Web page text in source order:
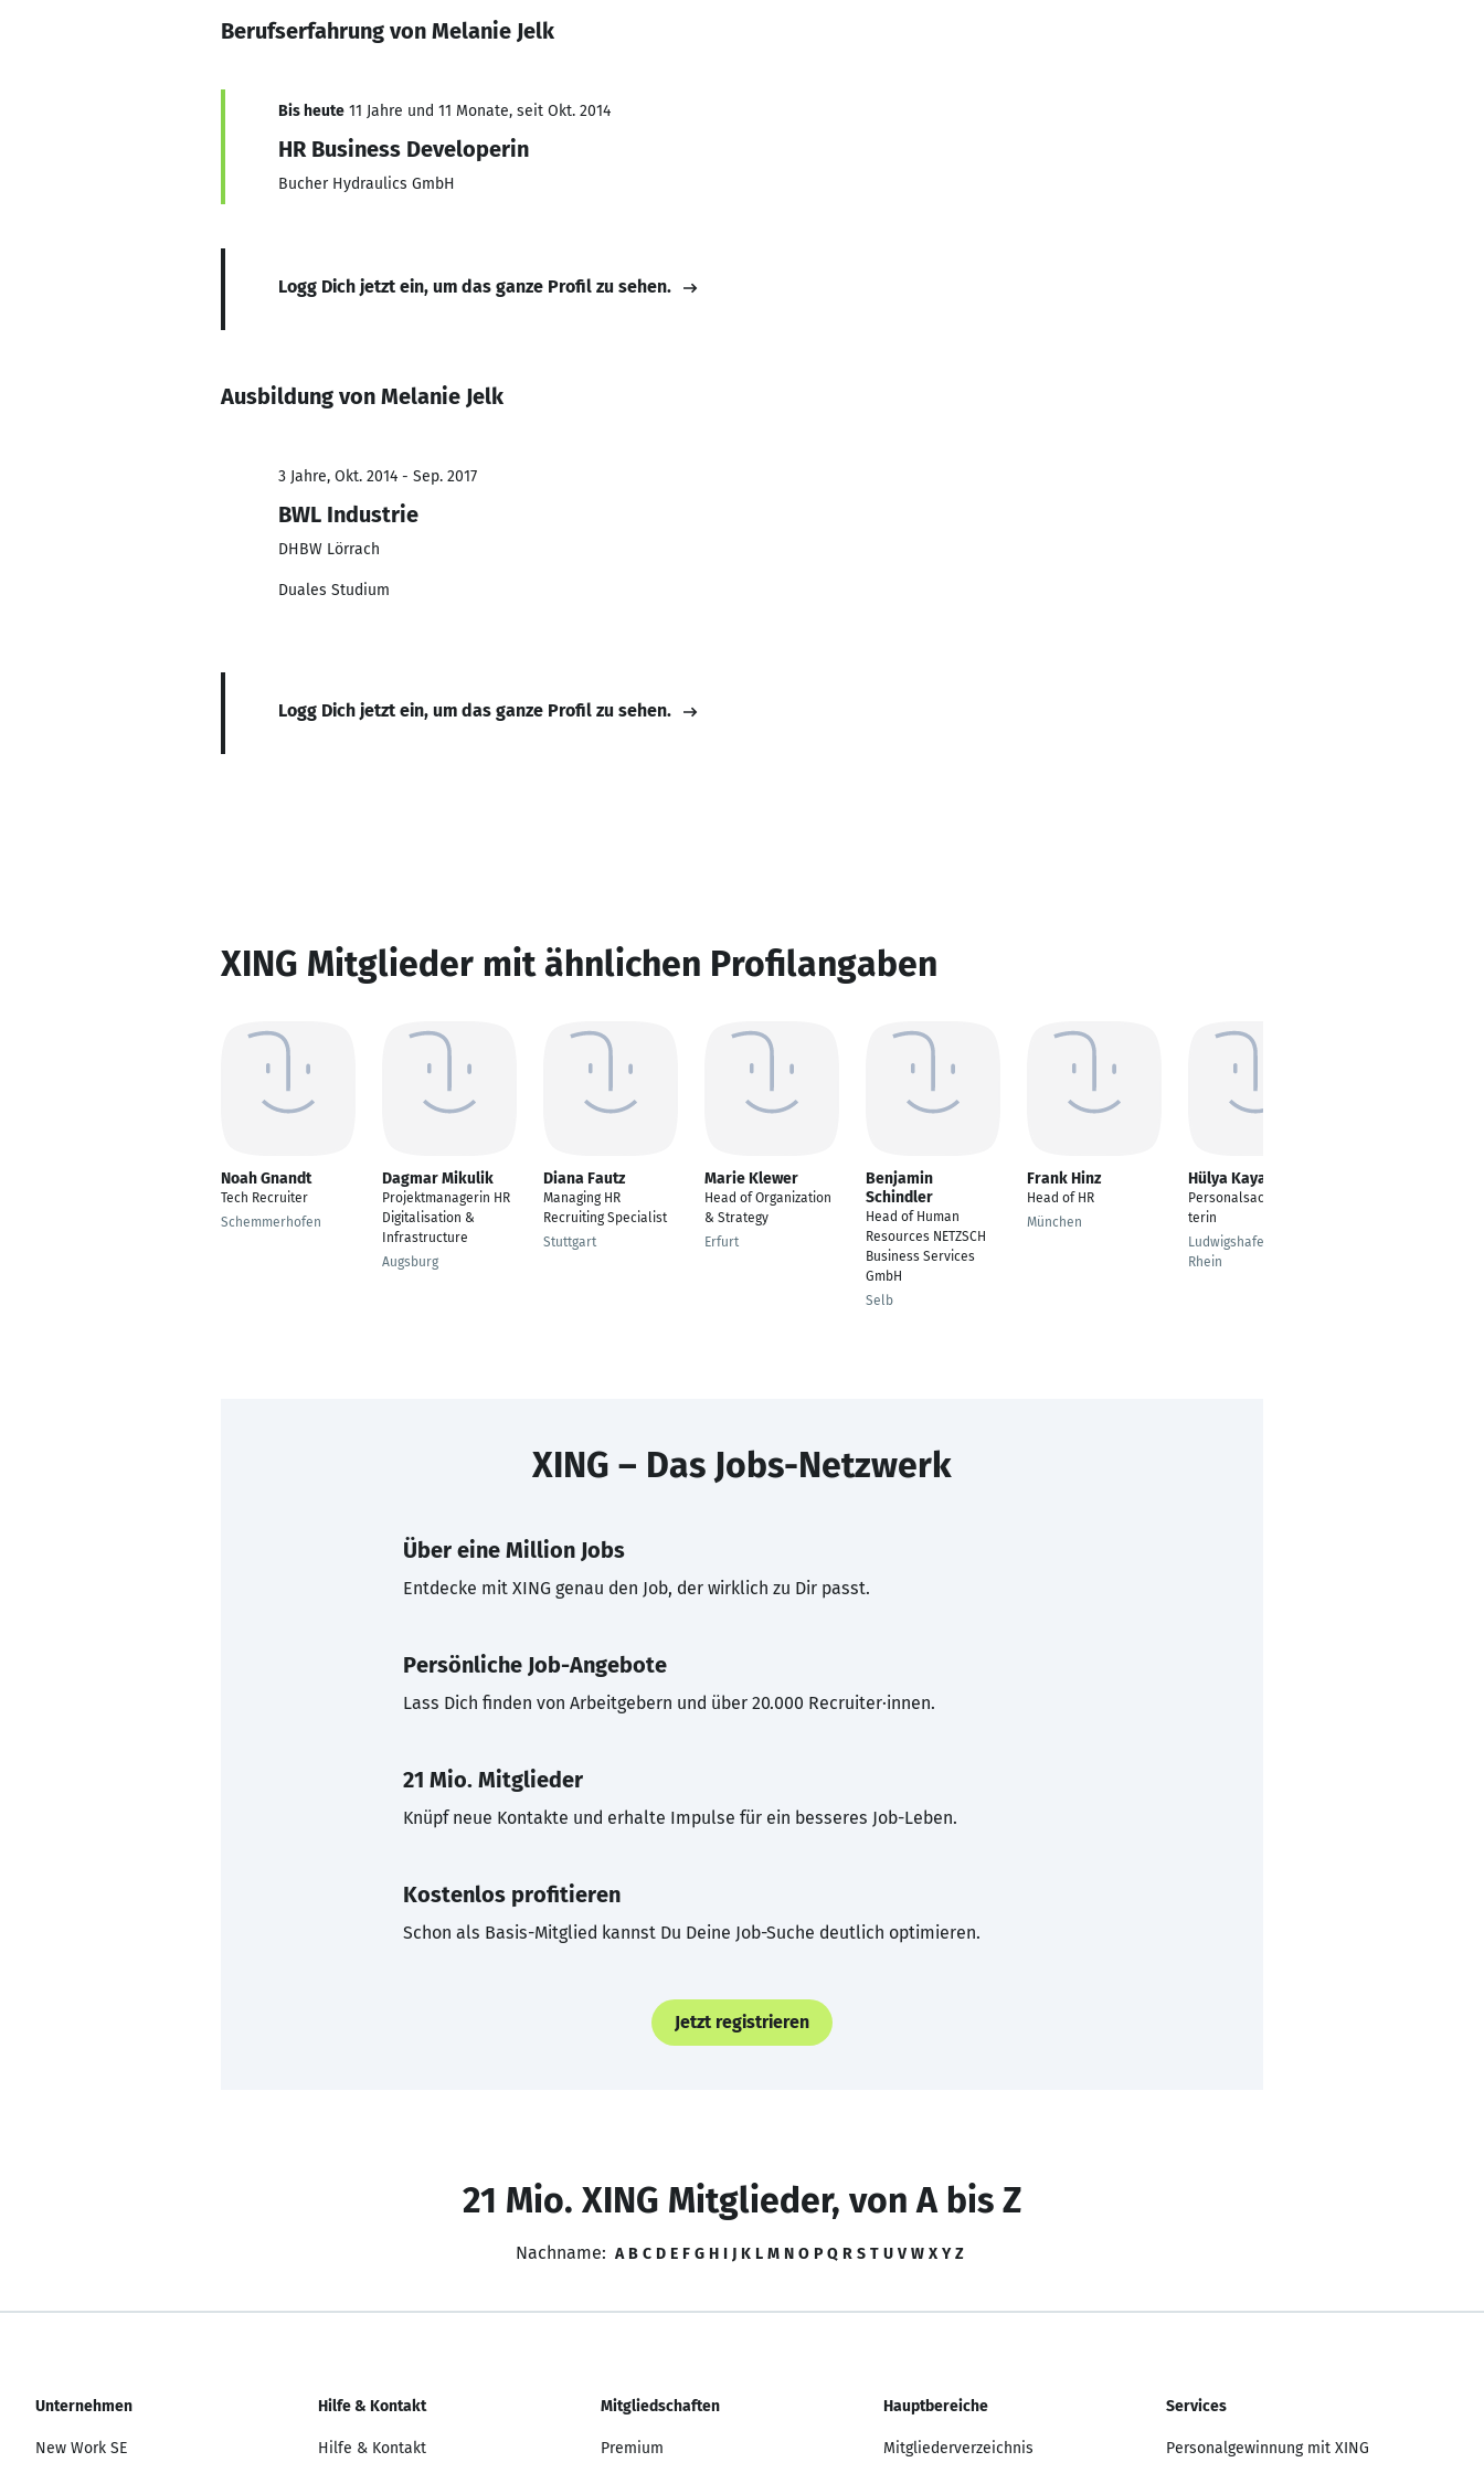
Berufserfahrung von Melanie Jelk
Bis heute 11 Jahre und 11 Monate, seit Okt. 2014
HR Business Developerin
Bucher Hydraulics GmbH
Logg Dich jetzt ein, um das ganze Profil zu sehen.
Ausbildung von Melanie Jelk
3 Jahre, Okt. 2014 - Sep. 2017
BWL Industrie
DHBW Lörrach
Duales Studium
Logg Dich jetzt ein, um das ganze Profil zu sehen.
XING Mitglieder mit ähnlichen Profilangaben
Noah Gnandt
Tech Recruiter
Schemmerhofen
Dagmar Mikulik
Projektmanagerin HR
Digitalisation &
Infrastructure
Augsburg
Diana Fautz
Managing HR
Recruiting Specialist
Stuttgart
Marie Klewer
Head of Organization
& Strategy
Erfurt
Benjamin
Schindler
Head of Human
Resources NETZSCH
Business Services
GmbH
Selb
Frank Hinz
Head of HR
München
Hülya Kaya
Personalsachbearbei
terin
Ludwigshafen am
Rhein
XING – Das Jobs-Netzwerk
Über eine Million Jobs
Entdecke mit XING genau den Job, der wirklich zu Dir passt.
Persönliche Job-Angebote
Lass Dich finden von Arbeitgebern und über 20.000 Recruiter·innen.
21 Mio. Mitglieder
Knüpf neue Kontakte und erhalte Impulse für ein besseres Job-Leben.
Kostenlos profitieren
Schon als Basis-Mitglied kannst Du Deine Job-Suche deutlich optimieren.
Jetzt registrieren
21 Mio. XING Mitglieder, von A bis Z
Nachname: A B C D E F G H I J K L M N O P Q R S T U V W X Y Z
Unternehmen
New Work SE
Hilfe & Kontakt
Hilfe & Kontakt
Mitgliedschaften
Premium
Hauptbereiche
Mitgliederverzeichnis
Services
Personalgewinnung mit XING